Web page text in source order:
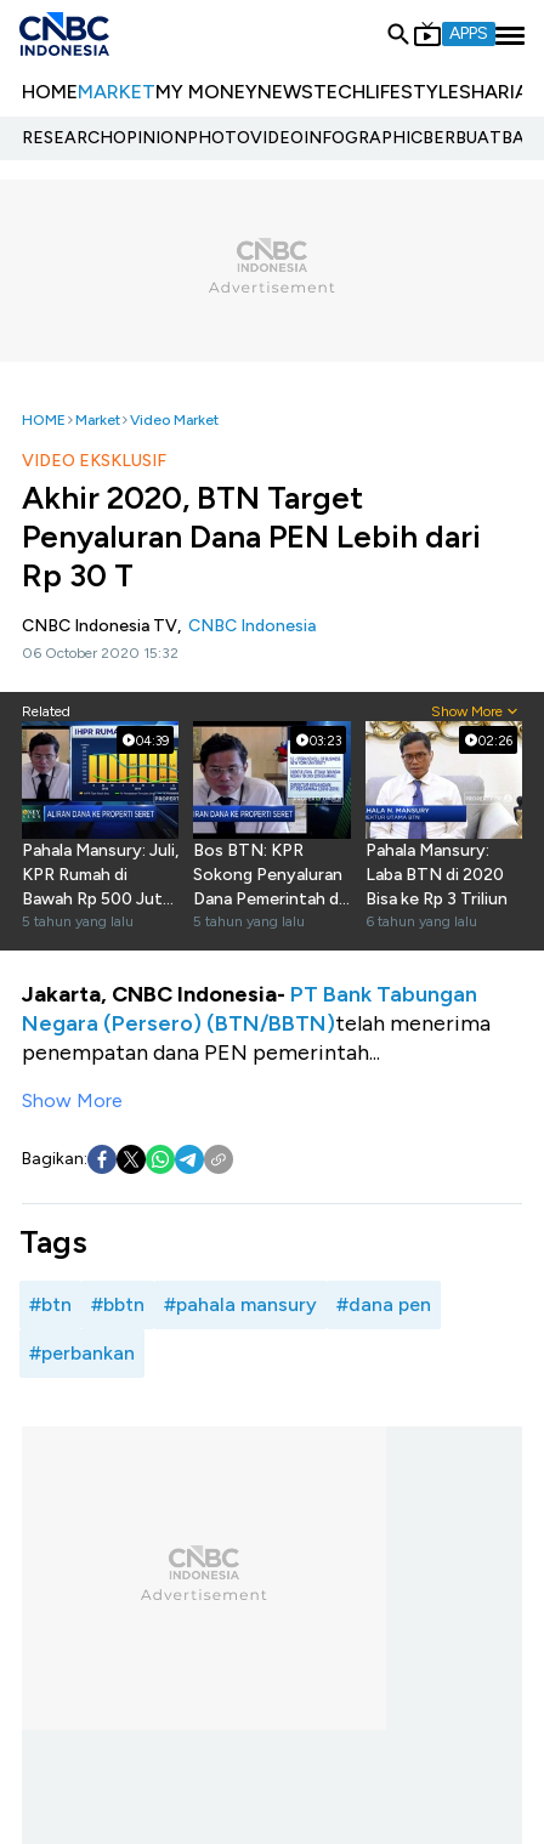
APPS
HOMEMARKETMY MONEYNEWSTECHLIFESTYLESHARIA
RESEARCHOPINIONPHOTOVIDEOINFOGRAPHIC
HOME Market Video Market
VIDEO EKSKLUSIF
Akhir 2020, BTN Target
Penyaluran Dana PEN Lebih dari
Rp 30 T
CNBC Indonesia TV, CNBC Indonesia
06 October 2020 15:32
Related Show More
04:39
Pahala Mansury: Juli,
KPR Rumah di
Bawah Rp 500 Juta
Naik 25%
5 tahun yang lalu
03:23
Bos BTN: KPR
Sokong Penyaluran
Dana Pemerintah di
BBTN
5 tahun yang lalu
02:26
Pahala Mansury:
Laba BTN di 2020
Bisa ke Rp 3 Triliun
6 tahun yang lalu
Jakarta, CNBC Indonesia- PT Bank Tabungan
Negara (Persero) (BTN/BBTN)telah menerima
penempatan dana PEN pemerintah...
Show More
Bagikan:
Tags
#btn #bbtn #pahala mansury #dana pen
#perbankan